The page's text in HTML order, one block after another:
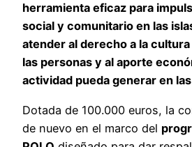
herramienta eficaz para
social y comunitario en las
atender al derecho a la
las personas y al aporte
actividad pueda generar en
Dotada de 100.000 euros, la
de nuevo en el marco del